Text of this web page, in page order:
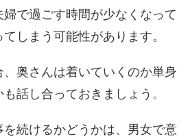
で過ごす時間が少なくなって
しまう可能性があります。
、奥さんは着いていくのか単身
話し合っておきましょう。
続けるかどうかは、男女で意